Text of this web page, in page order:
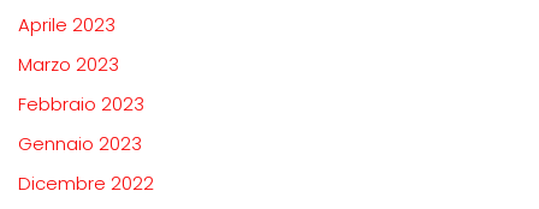
Aprile 2023
Marzo 2023
Febbraio 2023
Gennaio 2023
Dicembre 2022